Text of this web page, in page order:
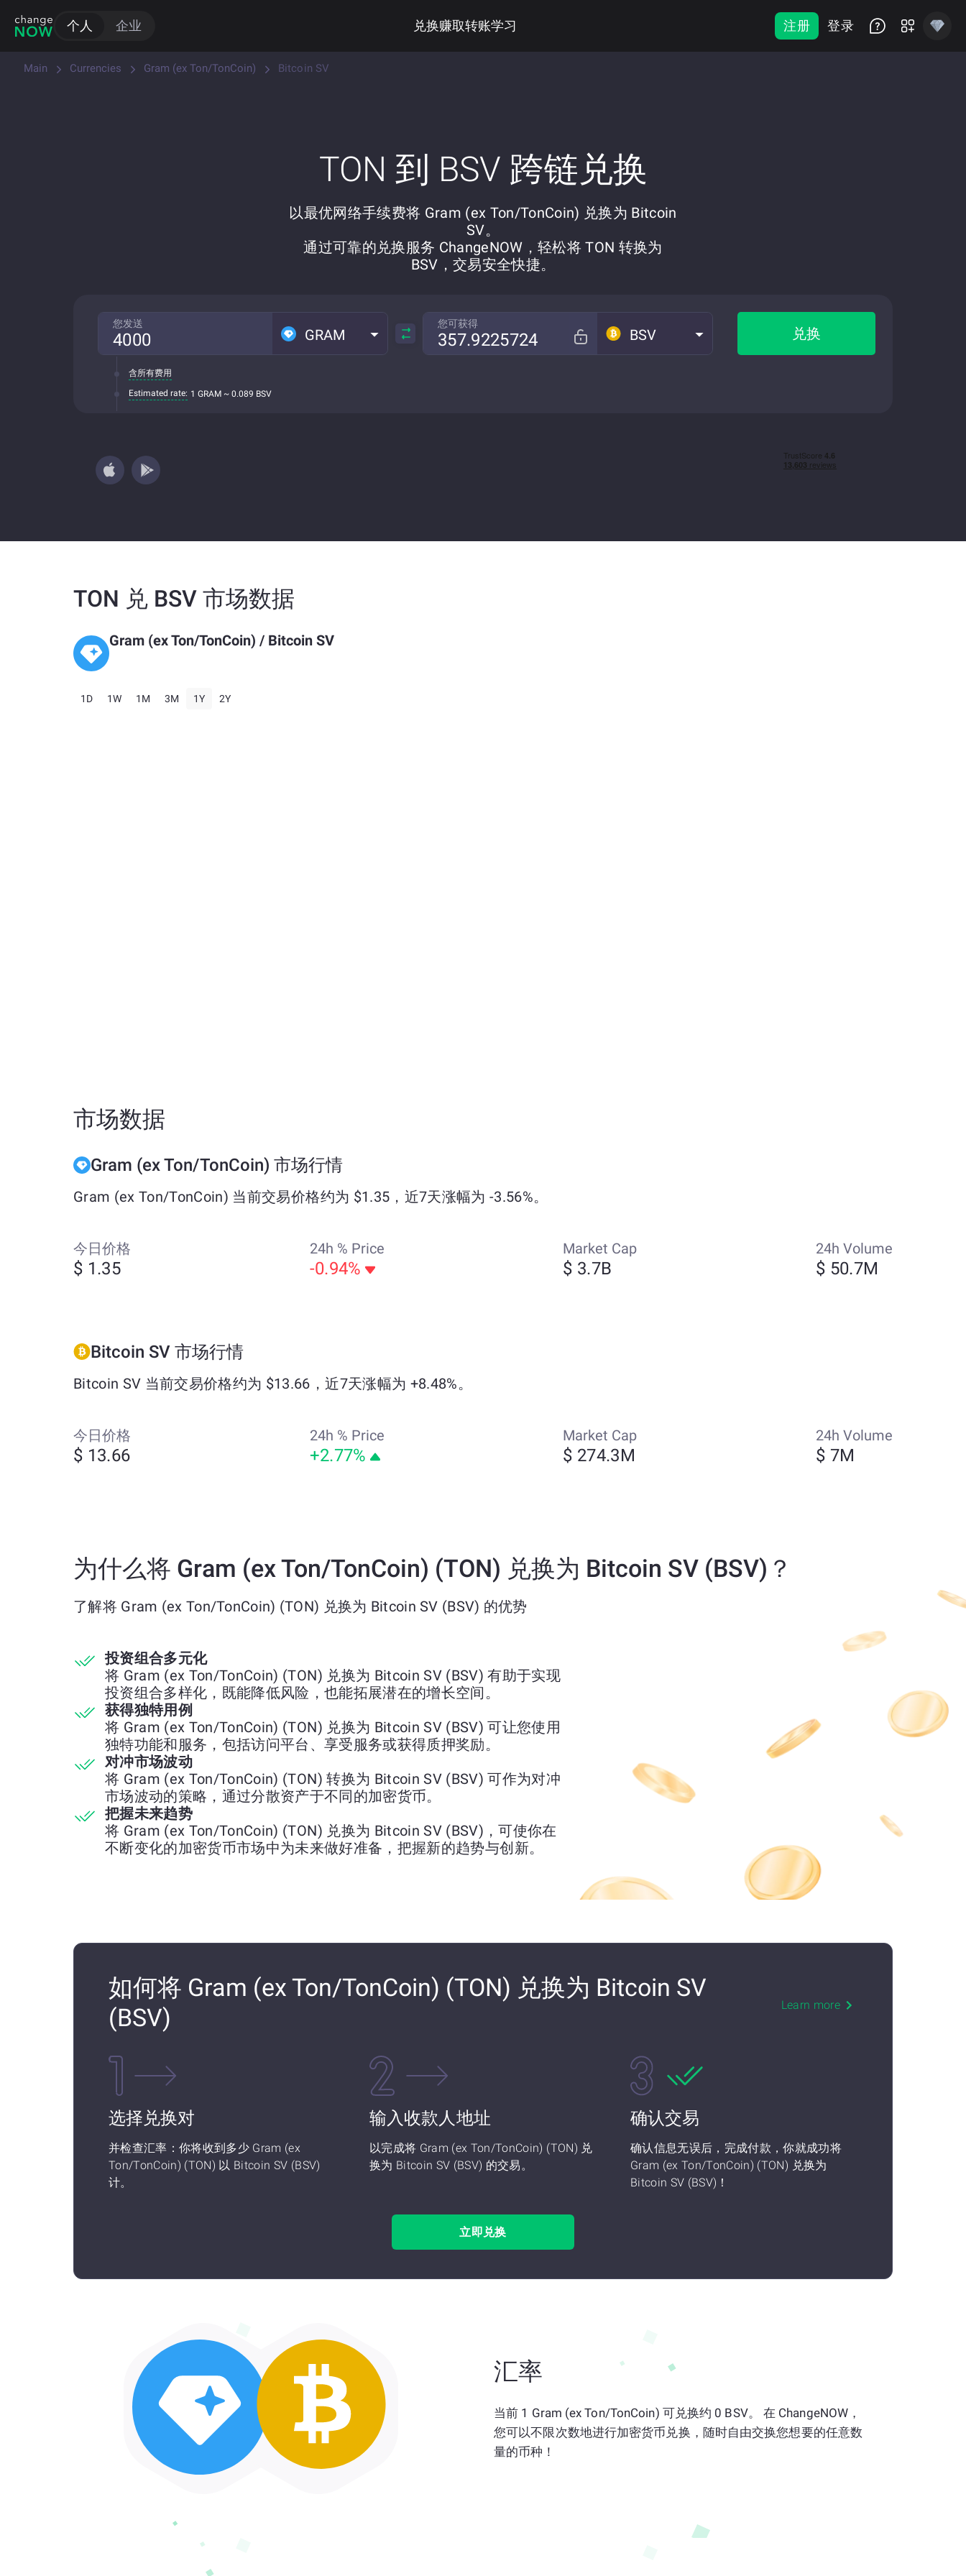
个人 企业 兑换赚取转账学习 注册 登录
Main Currencies Gram (ex Ton/TonCoin) Bitcoin SV
TON 到 BSV 跨链兑换
以最优网络手续费将 Gram (ex Ton/TonCoin) 兑换为 Bitcoin
SV。
通过可靠的兑换服务 ChangeNOW，轻松将 TON 转换为
BSV，交易安全快捷。
您发送
GRAM
含所有费用
Estimated rate: 1 GRAM ~ 0.089 BSV
您可获得
BSV 兑换
TON 兑 BSV 市场数据
Gram (ex Ton/TonCoin) / Bitcoin SV
1D 1W 1M 3M 1Y 2Y
市场数据
Gram (ex Ton/TonCoin) 市场行情
Gram (ex Ton/TonCoin) 当前交易价格约为 $1.35，近7天涨幅为 -3.56%。
今日价格
$ 1.35
24h % Price
-0.94%
Market Cap
$ 3.7B
24h Volume
$ 50.7M
Bitcoin SV 市场行情
Bitcoin SV 当前交易价格约为 $13.66，近7天涨幅为 +8.48%。
今日价格
$ 13.66
24h % Price
+2.77%
Market Cap
$ 274.3M
24h Volume
$ 7M
为什么将 Gram (ex Ton/TonCoin) (TON) 兑换为 Bitcoin SV (BSV)？
了解将 Gram (ex Ton/TonCoin) (TON) 兑换为 Bitcoin SV (BSV) 的优势
投资组合多元化
将 Gram (ex Ton/TonCoin) (TON) 兑换为 Bitcoin SV (BSV) 有助于实现
投资组合多样化，既能降低风险，也能拓展潜在的增长空间。
获得独特用例
将 Gram (ex Ton/TonCoin) (TON) 兑换为 Bitcoin SV (BSV) 可让您使用
独特功能和服务，包括访问平台、享受服务或获得质押奖励。
对冲市场波动
将 Gram (ex Ton/TonCoin) (TON) 转换为 Bitcoin SV (BSV) 可作为对冲
市场波动的策略，通过分散资产于不同的加密货币。
把握未来趋势
将 Gram (ex Ton/TonCoin) (TON) 兑换为 Bitcoin SV (BSV)，可使你在
不断变化的加密货币市场中为未来做好准备，把握新的趋势与创新。
如何将 Gram (ex Ton/TonCoin) (TON) 兑换为 Bitcoin SV
(BSV)
Learn more
选择兑换对
并检查汇率：你将收到多少 Gram (ex
Ton/TonCoin) (TON) 以 Bitcoin SV (BSV)
计。
输入收款人地址
以完成将 Gram (ex Ton/TonCoin) (TON) 兑
换为 Bitcoin SV (BSV) 的交易。
确认交易
确认信息无误后，完成付款，你就成功将
Gram (ex Ton/TonCoin) (TON) 兑换为
Bitcoin SV (BSV)！
立即兑换
汇率
当前 1 Gram (ex Ton/TonCoin) 可兑换约 0 BSV。 在 ChangeNOW，
您可以不限次数地进行加密货币兑换，随时自由交换您想要的任意数
量的币种！